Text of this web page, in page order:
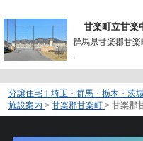
甘楽町立甘楽
群馬県甘楽郡甘
-
分譲住宅｜埼玉・群馬・栃木・茨
施設案内 > 甘楽郡甘楽町 > 甘楽郡